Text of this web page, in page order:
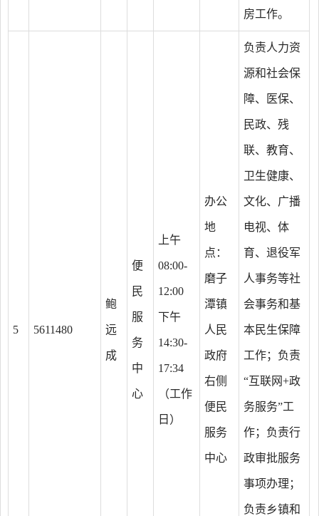
房工作。
5 5611480
鲍
远
成
便
民
服
务
中
心
上午
08:00-
12:00
下午
14:30-
17:34
（工作
日）
办公
地
点：
磨子
潭镇
人民
政府
右侧
便民
服务
中心
负责人力资
源和社会保
障、医保、
民政、残
联、教育、
卫生健康、
文化、广播
电视、体
育、退役军
人事务等社
会事务和基
本民生保障
工作；负责
“互联网+政
务服务”工
作；负责行
政审批服务
事项办理；
负责乡镇和